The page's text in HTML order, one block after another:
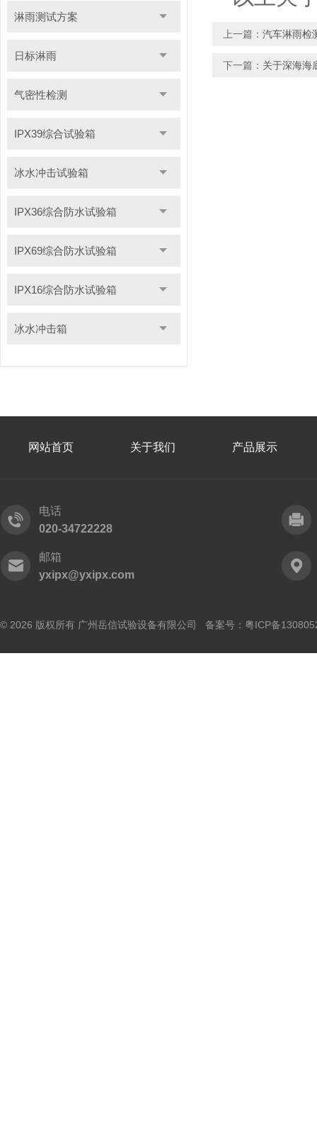
淋雨测试方案
日标淋雨
气密性检测
IPX39综合试验箱
冰水冲击试验箱
IPX36综合防水试验箱
IPX69综合防水试验箱
IPX16综合防水试验箱
冰水冲击箱
上一篇： 汽车淋雨检
下一篇： 关于深海海
网站首页 关于我们 产品展示
电话
020-34722228
邮箱
yxipx@yxipx.com
© 2026 版权所有 广州岳信试验设备有限公司 备案号： 粤ICP备